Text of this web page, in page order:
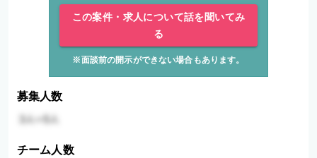
この案件・求人について話を聞いてみ
る
※面談前の開示ができない場合もあります。
募集人数
チーム人数